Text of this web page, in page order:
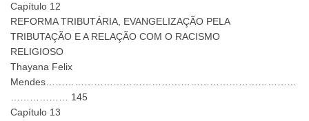
Capítulo 12
REFORMA TRIBUTÁRIA, EVANGELIZAÇÃO PELA
TRIBUTAÇÃO E A RELAÇÃO COM O RACISMO
RELIGIOSO
Thayana Felix
Mendes……………………………………………………………………
……………… 145
Capítulo 13